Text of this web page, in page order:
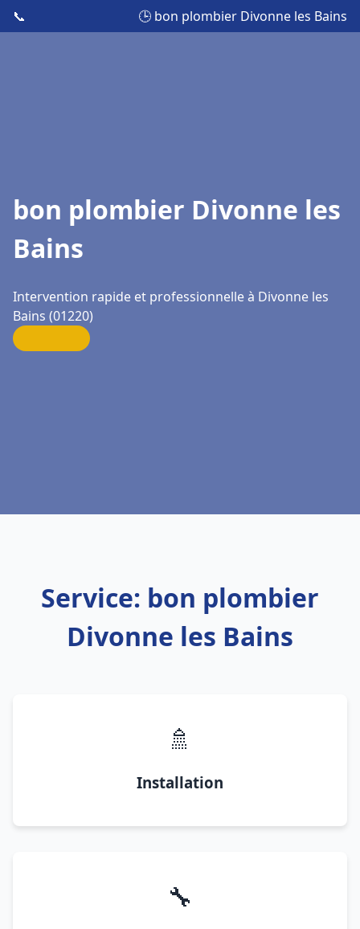
📞 🕒 bon plombier Divonne les Bains
bon plombier Divonne les
Bains
Intervention rapide et professionnelle à Divonne les
Bains (01220)
Service: bon plombier
Divonne les Bains
🚿
Installation
🔧